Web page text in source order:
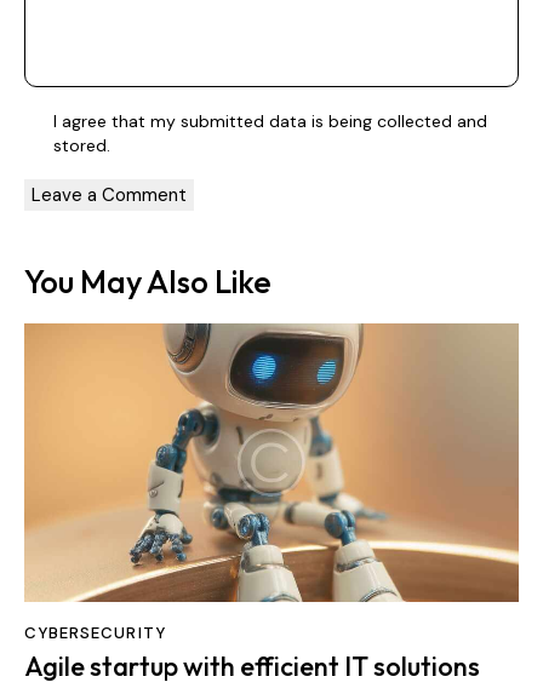
I agree that my submitted data is being collected and
stored.
You May Also Like
CYBERSECURITY
Agile startup with efficient IT solutions